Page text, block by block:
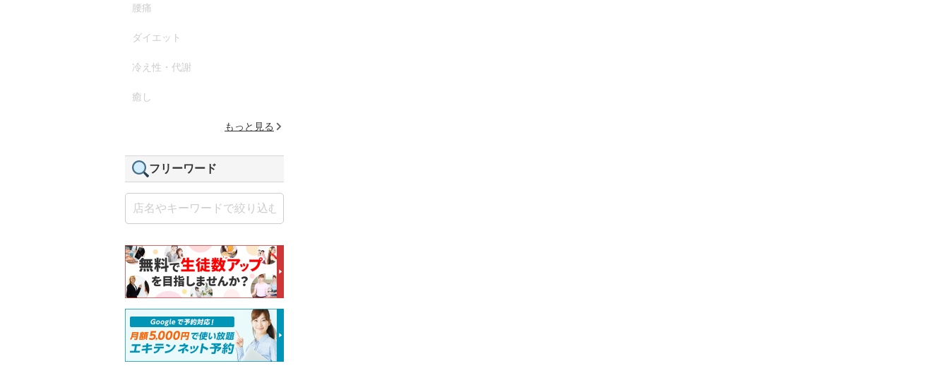
腰痛
ダイエット
冷え性・代謝
癒し
もっと見る
フリーワード